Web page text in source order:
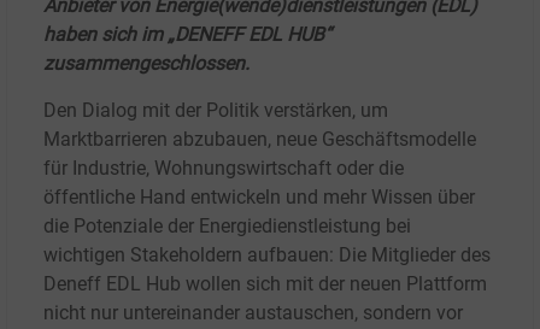
Anbieter von Energie(wende)dienstleistungen (EDL)
haben sich im „DENEFF EDL HUB“
zusammengeschlossen.
Den Dialog mit der Politik verstärken, um
Marktbarrieren abzubauen, neue Geschäftsmodelle
für Industrie, Wohnungswirtschaft oder die
öffentliche Hand entwickeln und mehr Wissen über
die Potenziale der Energiedienstleistung bei
wichtigen Stakeholdern aufbauen: Die Mitglieder des
Deneff EDL Hub wollen sich mit der neuen Plattform
nicht nur untereinander austauschen, sondern vor